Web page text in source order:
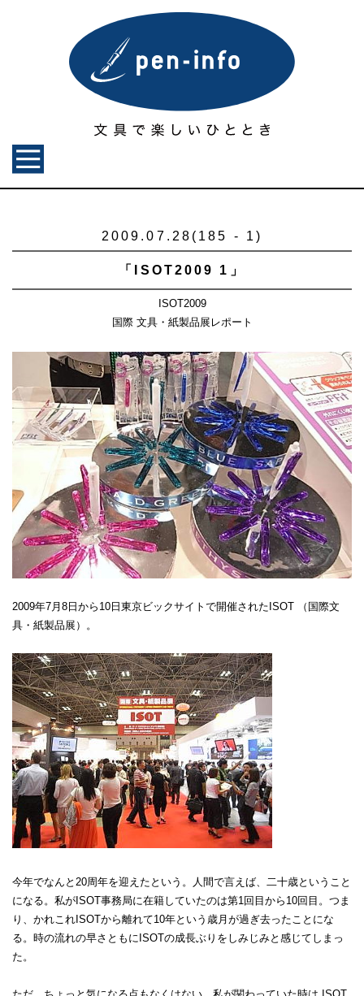
2009.07.28(185 - 1)
「ISOT2009 1」
ISOT2009
国際 文具・紙製品展レポート
2009年7月8日から10日東京ビックサイトで開催されたISOT （国際文
具・紙製品展）。
今年でなんと20周年を迎えたという。人間で言えば、二十歳ということ
になる。私がISOT事務局に在籍していたのは第1回目から10回目。つま
り、かれこれISOTから離れて10年という歳月が過ぎ去ったことにな
る。時の流れの早さともにISOTの成長ぶりをしみじみと感じてしまっ
た。